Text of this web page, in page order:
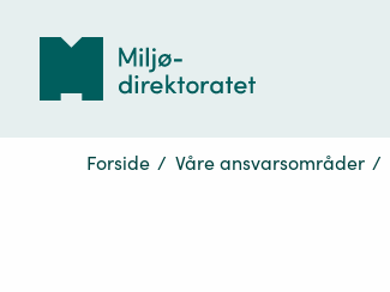
Forside / Våre ansvarsområder /